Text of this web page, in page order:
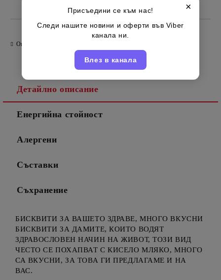
Оцени продукта
Детайлно описание
Енергийна стойност
Алергени
Съставки
Съхранение
БИСКВИТИ ЗА ВАШЕТО ЗДРАВЕ, МНОГО ВКУСНИ
БИСКВИТИ ЗА ДАМИТЕ, КОИТО ВОДЯТ
ЗДРАВОСЛОВЕН НАЧИН НА ЖИВОТ, ТОЗИ ВИД
ЧЕСТО СЕ ПОХАПВАТ С КИСЕЛО МЛЯКО, МНОГО
СА ВКУСНИ, ЗА ТОВА ГИ ПРЕДЛАГАМЕ И НА
ВАС.
×
Присъедини се към нас!
Следи нашите новини и оферти във Viber
канала ни.
Влез в канала